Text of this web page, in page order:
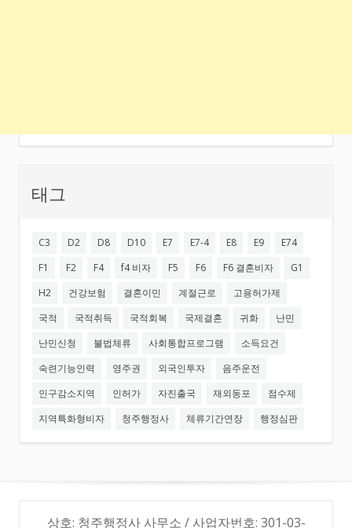
태그
C3 D2 D8 D10 E7 E7-4 E8 E9
E74
F1
F2 F4 f4 비자 F5 F6 F6 결혼비자
G1
H2
건강보험 결혼이민 계절근로
고용허가제
국적
국적취득 국적회복 국제결혼 귀화
난민
난민신청
불법체류 사회통합프로그램
소득요건
숙련기능인력
영주권 외국인투자
음주운전
인구감소지역
인허가 자진출국 재외동포
점수제
지역특화형비자
청주행정사 체류기간연장 행정심판
상호: 청주행정사 사무소 / 사업자번호: 301-03-